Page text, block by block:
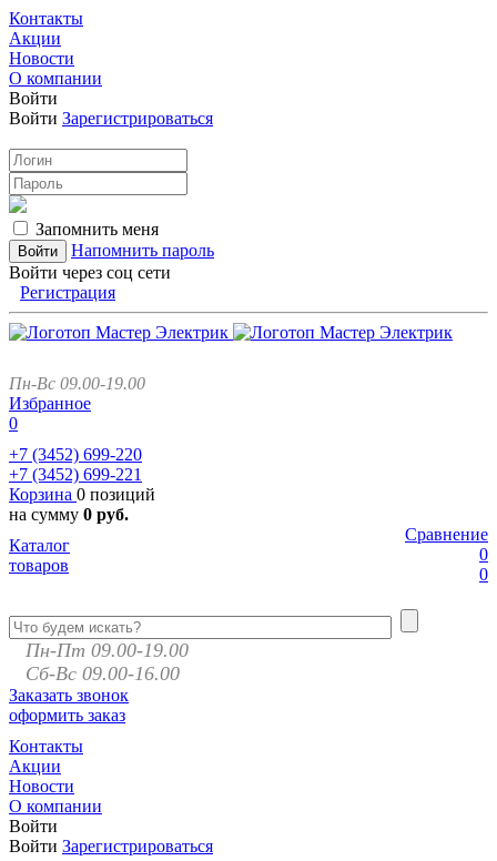
Контакты
Акции
Новости
О компании
Войти
Войти Зарегистрироваться
Запомнить меня
Напомнить пароль
Войти через соц сети
Регистрация
Пн-Вс 09.00-19.00
Избранное
0
+7 (3452) 699-220
+7 (3452) 699-221
Корзина 0 позиций
на сумму 0 руб.
Сравнение
0
0
Каталог
товаров
Пн-Пт 09.00-19.00
Сб-Вс 09.00-16.00
Заказать звонок
оформить заказ
Контакты
Акции
Новости
О компании
Войти
Войти Зарегистрироваться